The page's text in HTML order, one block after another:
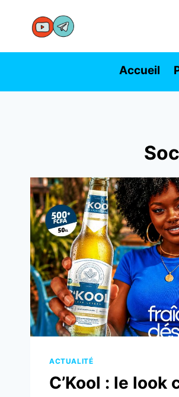
contenu
Accueil
ACTUALITÉ
C’Kool : le look